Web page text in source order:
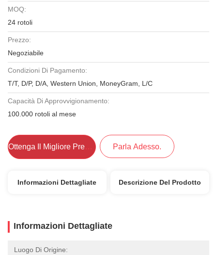
MOQ:
24 rotoli
Prezzo:
Negoziabile
Condizioni Di Pagamento:
T/T, D/P, D/A, Western Union, MoneyGram, L/C
Capacità Di Approvvigionamento:
100.000 rotoli al mese
Ottenga Il Migliore Prezzo Parla Adesso.
Informazioni Dettagliate Descrizione Del Prodotto
Informazioni Dettagliate
Luogo Di Origine: